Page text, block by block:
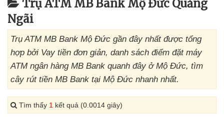
Trụ ATM MB Bank Mộ Đức Quảng
Ngãi
Trụ ATM MB Bank Mộ Đức gần đây nhất được tổng
hợp bởi Vay tiền đơn giản, danh sách điểm đặt máy
ATM ngân hàng MB Bank quanh đây ở Mộ Đức, tìm
cây rút tiền MB Bank tại Mộ Đức nhanh nhất.
Tìm thấy 1 kết quả (0.0014 giây)